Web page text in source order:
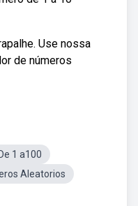
Use nossa
de números
1 a100
Aleatorios